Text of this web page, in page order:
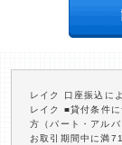
レイク 口座振込に
レイク ■貸付条件
方（パート・アル
お取引期間中に満